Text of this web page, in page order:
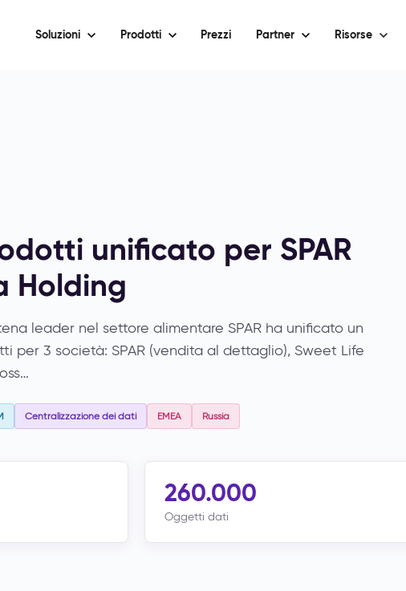
Soluzioni Prodotti Prezzi Partner Risorse
unificato per SPAR
Holding
leader nel settore alimentare SPAR ha unificato un
per 3 società: SPAR (vendita al dettaglio), Sweet Life
Centralizzazione dei dati EMEA Russia
260.000
Oggetti dati